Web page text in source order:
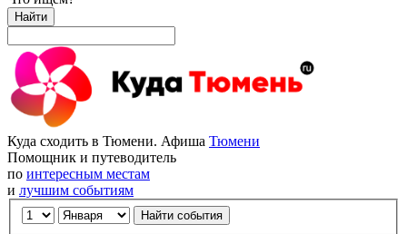
Найти
Куда сходить в Тюмени. Афиша Тюмени
Помощник и путеводитель
по интересным местам
и лучшим событиям